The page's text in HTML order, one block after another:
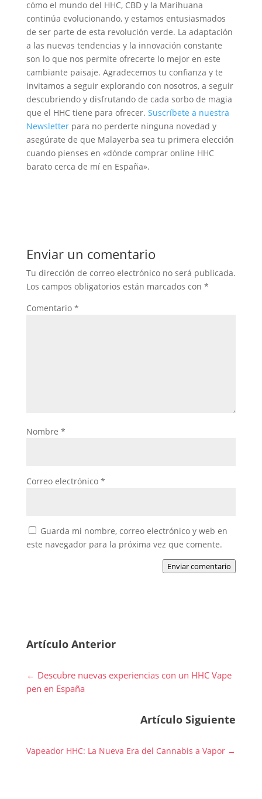
cómo el mundo del HHC, CBD y la Marihuana
continúa evolucionando, y estamos entusiasmados
de ser parte de esta revolución verde. La adaptación
a las nuevas tendencias y la innovación constante
son lo que nos permite ofrecerte lo mejor en este
cambiante paisaje. Agradecemos tu confianza y te
invitamos a seguir explorando con nosotros, a seguir
descubriendo y disfrutando de cada sorbo de magia
que el HHC tiene para ofrecer. Suscríbete a nuestra
Newsletterpara no perderte ninguna novedad y
asegúrate de que Malayerba sea tu primera elección
cuando pienses en «dónde comprar online HHC
barato cerca de mí en España».
Enviar un comentario
Tu dirección de correo electrónico no será publicada.
Los campos obligatorios están marcados con *
Comentario *
Nombre *
Correo electrónico *
Guarda mi nombre, correo electrónico y web en
este navegador para la próxima vez que comente.
Enviar comentario
Artículo Anterior
← Descubre nuevas experiencias con un HHC Vape
pen en España
Artículo Siguiente
Vapeador HHC: La Nueva Era del Cannabis a Vapor →